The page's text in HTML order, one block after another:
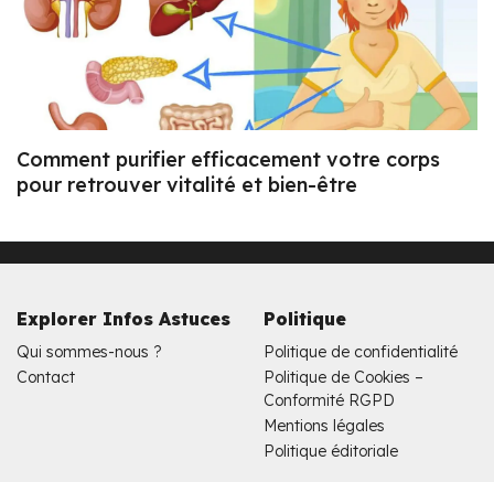
Comment purifier efficacement votre corps
pour retrouver vitalité et bien-être
Explorer Infos Astuces
Qui sommes-nous ?
Contact
Politique
Politique de confidentialité
Politique de Cookies –
Conformité RGPD
Mentions légales
Politique éditoriale